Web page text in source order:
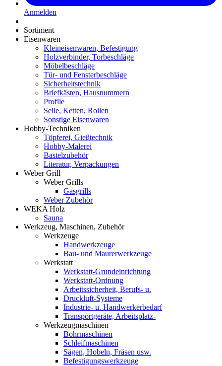
Anmelden
Sortiment
Eisenwaren
Kleineisenwaren, Befestigung
Holzverbinder, Torbeschläge
Möbelbeschläge
Tür- und Fensterbeschläge
Sicherheitstechnik
Briefkästen, Hausnummern
Profile
Seile, Ketten, Rollen
Sonstige Eisenwaren
Hobby-Techniken
Töpferei, Gießtechnik
Hobby-Malerei
Bastelzubehör
Literatur, Verpackungen
Weber Grill
Weber Grills
Gasgrills
Weber Zubehör
WEKA Holz
Sauna
Werkzeug, Maschinen, Zubehör
Werkzeuge
Handwerkzeuge
Bau- und Maurerwerkzeuge
Werkstatt
Werkstatt-Grundeinrichtung
Werkstatt-Ordnung
Arbeitssicherheit, Berufs- u.
Druckluft-Systeme
Industrie- u. Handwerkerbedarf
Transportgeräte, Arbeitsplatz-
Werkzeugmaschinen
Bohrmaschinen
Schleifmaschinen
Sägen, Hobeln, Fräsen usw.
Befestigungswerkzeuge